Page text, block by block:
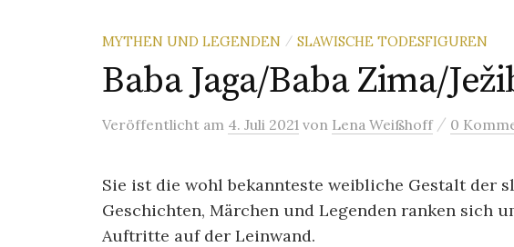
MYTHEN UND LEGENDEN / SLAWISCHE TODESFIGUREN
Baba Jaga/Baba Zima/
Veröffentlicht am 4. Juli 2021 von Lena Weißhoff / 0
Sie ist die wohl bekannteste weibliche Gestalt der
Geschichten, Märchen und Legenden ranken sich
Auftritte auf der Leinwand.